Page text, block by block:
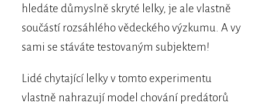
hledáte důmyslně skryté lelky, je ale vlastně
součástí rozsáhlého vědeckého výzkumu. A vy
sami se stáváte testovaným subjektem!
Lidé chytající lelky v tomto experimentu
vlastně nahrazují model chování predátorů